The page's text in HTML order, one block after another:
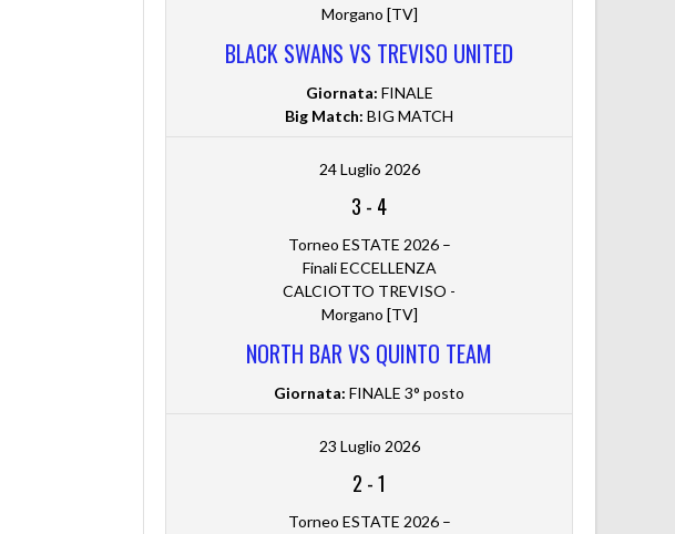
Morgano [TV]
BLACK SWANS VS TREVISO UNITED
Giornata: FINALE
Big Match: BIG MATCH
24 Luglio 2026
3 - 4
Torneo ESTATE 2026 –
Finali ECCELLENZA
CALCIOTTO TREVISO -
Morgano [TV]
NORTH BAR VS QUINTO TEAM
Giornata: FINALE 3° posto
23 Luglio 2026
2 -1
Torneo ESTATE 2026 –